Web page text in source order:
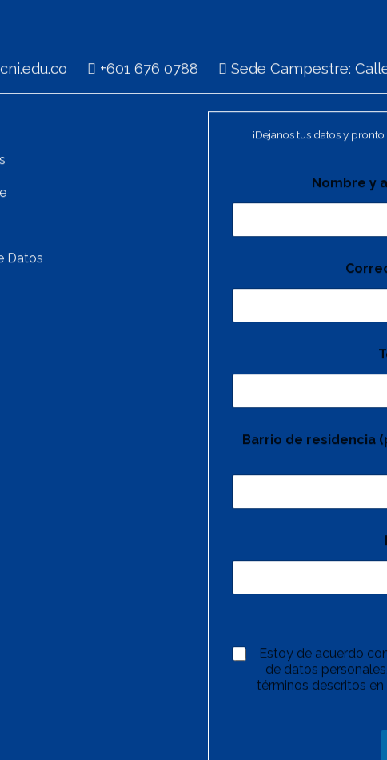
+601 676 0788 Sede Campestre:
Datos
¡Dejanos tus datos y
Nombre y
Barrio de residencia
Estoy de acuerdo
de datos
términos descritos